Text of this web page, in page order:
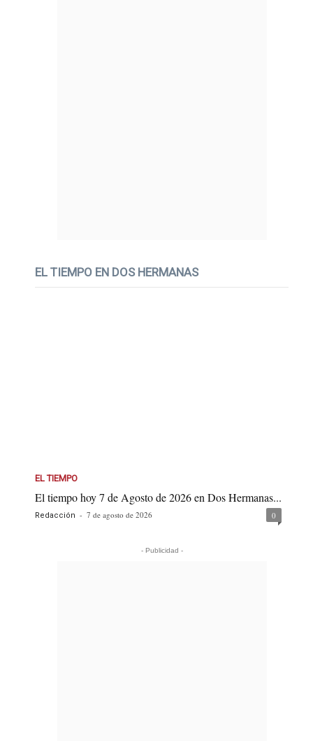
EL TIEMPO EN DOS HERMANAS
EL TIEMPO
El tiempo hoy 7 de Agosto de 2026 en Dos Hermanas...
Redacción - 7 de agosto de 2026 0
- Publicidad -